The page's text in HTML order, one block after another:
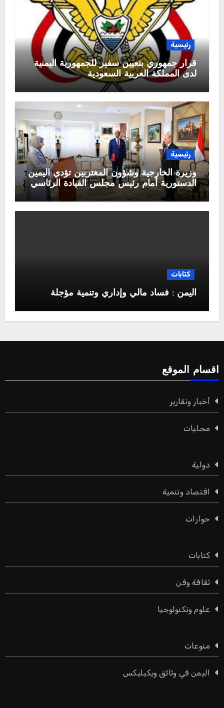
رئيسية
قرار جمهوري بتعيين سفير للجمهورية اليمنية
لدى المملكة العربية السعودية
رئيسية
وزيرة الخارجية وشؤون المغتربين تؤدي اليمين
الدستورية أمام رئيس مجلس القيادة الرئاسي
كتابات
اليمن : فساد مالي وإداري وتنمية مؤجلة
اقسام الموقع
أخبار وتقارير
محليات
دولية
اقتصاد وتنمية
حوارات
كتابات
ثقافة وفن
علوم وتكنولوجيا
منوعات
اليمن في وثائق ويكيليكس